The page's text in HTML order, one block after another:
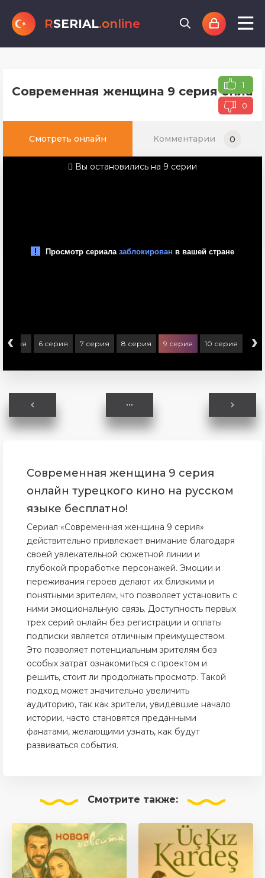
RSERIAL.online
Современная женщина 9 серия 1
0
Смотреть онлайн Комментарии 0
Вы остановились на 9 серии
‹
серия 6 серия 7 серия 8 серия 9 серия 10 серия ›
Современная женщина 9 серия
онлайн турецкого кино на русском
языке бесплатно!
Сериал «Современная женщина 9 серия»
действительно привлекает внимание благодаря
своей увлекательной сюжетной линии и
глубокой проработке персонажей. Эмоции и
переживания героев делают их близкими и
понятными зрителям, что позволяет установить с
ними эмоциональную связь. Доступность первых
трех серий онлайн без регистрации и оплаты
подписки является отличным преимуществом.
Это позволяет потенциальным зрителям без
особых затрат ознакомиться с проектом и
решить, стоит ли продолжать просмотр. Такой
подход может значительно увеличить
аудиторию, так как зрители, увидевшие начало
истории, часто становятся преданными
фанатами, желающими узнать, как будут
развиваться события.
Смотрите также: